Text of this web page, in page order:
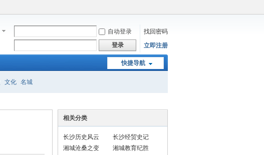
自动登录
找回密码
登录 立即注册
快捷导航
文化 名城
相关分类
长沙历史风云
长沙经贸史记
湘城沧桑之变
湘城教育纪胜